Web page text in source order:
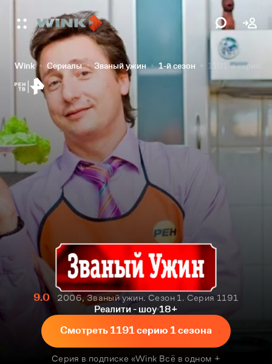
Wink Сериалы Званый ужин 1-й сезон 1191-я серия
9.0
2006, Званый ужин. Сезон 1. Серия 1191
Реалити - шоу 18+
Смотреть 1191 серию 1 сезона
Серия в подписке «Wink Всё в одном +